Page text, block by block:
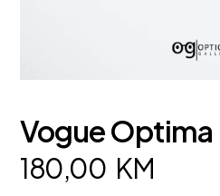
Vogue Optima
180,00 KM